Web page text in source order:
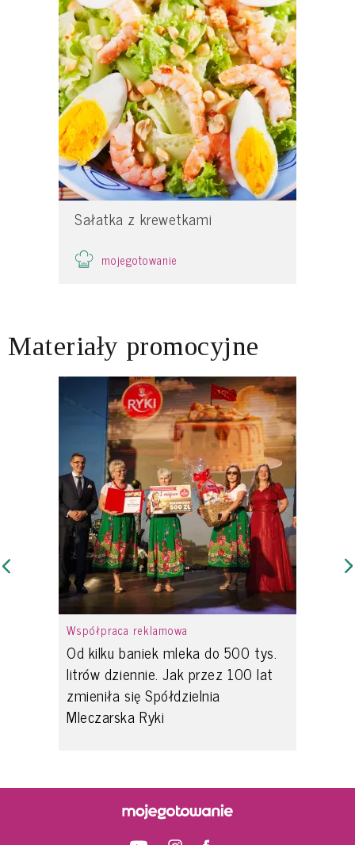
Sałatka z krewetkami
mojegotowanie
Materiały promocyjne
Współpraca reklamowa
Od kilku baniek mleka do 500 tys.
litrów dziennie. Jak przez 100 lat
zmieniła się Spółdzielnia
Mleczarska Ryki